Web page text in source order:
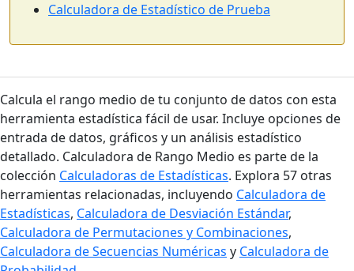
Calculadora de Estadístico de Prueba
Calcula el rango medio de tu conjunto de datos con esta
herramienta estadística fácil de usar. Incluye opciones de
entrada de datos, gráficos y un análisis estadístico
detallado. Calculadora de Rango Medio es parte de la
colección Calculadoras de Estadísticas. Explora 57 otras
herramientas relacionadas, incluyendo Calculadora de
Estadísticas, Calculadora de Desviación Estándar,
Calculadora de Permutaciones y Combinaciones,
Calculadora de Secuencias Numéricas y Calculadora de